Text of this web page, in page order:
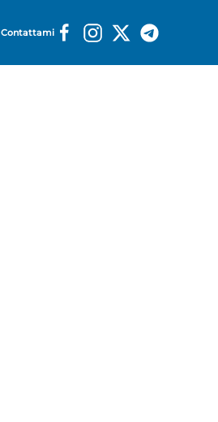
Contattami